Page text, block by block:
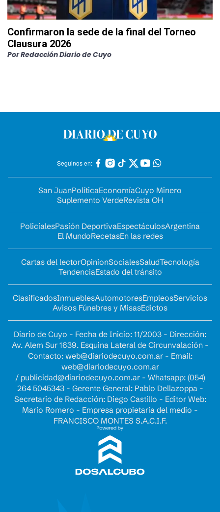
Confirmaron la sede de la final del Torneo
Clausura 2026
PorRedacción Diario de Cuyo
Seguinos en:
San JuanPolíticaEconomíaCuyo Minero
Suplemento VerdeRevista OH
PolicialesPasión DeportivaEspectáculosArgentina
El MundoRecetasEn las redes
Cartas del lectorOpinionSocialesSaludTecnología
TendenciaEstado del tránsito
ClasificadosInmueblesAutomotoresEmpleosServicios
Avisos Fúnebres y MisasEdictos
Diario de Cuyo - Fecha de Inicio: 11/2003 - Dirección:
Av. Alem Sur 1639. Esquina Lateral de Circunvalación -
Contacto: web@diariodecuyo.com.ar- Email:
web@diariodecuyo.com.ar
/ publicidad@diariodecuyo.com.ar- Whatsapp: (054)
264 5045343 - Gerente General: Pablo Dellazoppa -
Secretario de Redacción: Diego Castillo - Editor Web:
Mario Romero - Empresa propietaria del medio -
FRANCISCO MONTES S.A.C.I.F.